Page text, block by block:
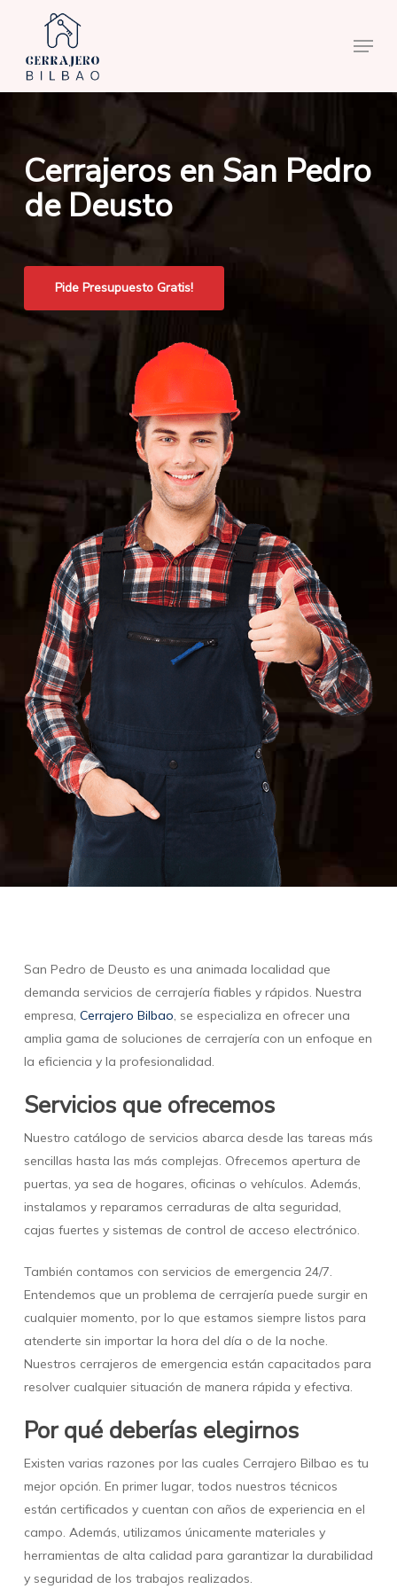
main
content
Menu
Cerrajeros en San Pedro
de Deusto
Pide Presupuesto Gratis!
San Pedro de Deusto es una animada localidad que
demanda servicios de cerrajería fiables y rápidos. Nuestra
empresa, Cerrajero Bilbao, se especializa en ofrecer una
amplia gama de soluciones de cerrajería con un enfoque en
la eficiencia y la profesionalidad.
Servicios que ofrecemos
Nuestro catálogo de servicios abarca desde las tareas más
sencillas hasta las más complejas. Ofrecemos apertura de
puertas, ya sea de hogares, oficinas o vehículos. Además,
instalamos y reparamos cerraduras de alta seguridad,
cajas fuertes y sistemas de control de acceso electrónico.
También contamos con servicios de emergencia 24/7.
Entendemos que un problema de cerrajería puede surgir en
cualquier momento, por lo que estamos siempre listos para
atenderte sin importar la hora del día o de la noche.
Nuestros cerrajeros de emergencia están capacitados para
resolver cualquier situación de manera rápida y efectiva.
Por qué deberías elegirnos
Existen varias razones por las cuales Cerrajero Bilbao es tu
mejor opción. En primer lugar, todos nuestros técnicos
están certificados y cuentan con años de experiencia en el
campo. Además, utilizamos únicamente materiales y
herramientas de alta calidad para garantizar la durabilidad
y seguridad de los trabajos realizados.